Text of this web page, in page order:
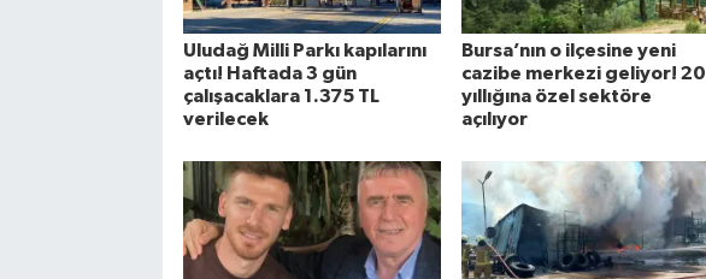
Uludağ Milli Parkı kapılarını
açtı! Haftada 3 gün
çalışacaklara 1.375 TL
verilecek
Bursa’nın o ilçesine yeni
cazibe merkezi geliyor! 20
yıllığına özel sektöre
açılıyor